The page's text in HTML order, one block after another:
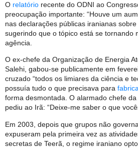
O relatório recente do ODNI ao
preocupação importante: “Houve um
nas declarações públicas iranianas sobre
sugerindo que o tópico está se tornando
agência.
O ex-chefe da Organização de Energia
Salehi, gabou-se publicamente em
cruzado “todos os limiares da ciência e
possuía tudo o que precisava para
forma desmontada. O alarmado chefe da
pediu ao Irã: “Deixe-me saber o que
Em 2003, depois que grupos não
expuseram pela primeira vez as
secretas de Teerã, o regime iraniano